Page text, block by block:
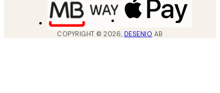
COPYRIGHT ©2026, DESENIO AB